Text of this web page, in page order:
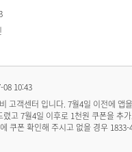
08 10:43
고객센터 입니다. 7월4일 이전에 앱
고 7월4일 이후로 1천원 쿠폰을 추
쿠폰 확인해 주시고 없을 경우